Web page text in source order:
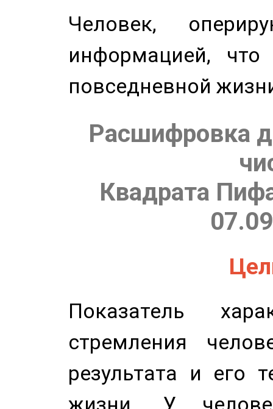
Человек,
информацией,
повседневной
Расшифровка
Квадрата
Показатель
стремления
результата и его